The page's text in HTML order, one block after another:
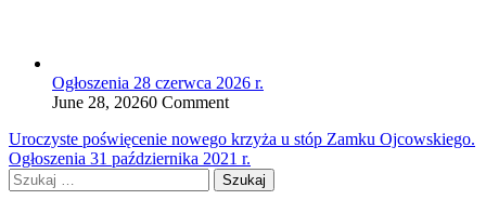
Ogłoszenia 28 czerwca 2026 r.
June 28, 20260 Comment
Nawigacja
wpisu
Uroczyste poświęcenie nowego krzyża u stóp Zamku Ojcowskiego.
Ogłoszenia 31 października 2021 r.
Szukaj: